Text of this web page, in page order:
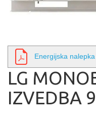
Energijska
LG
IZVEDBA